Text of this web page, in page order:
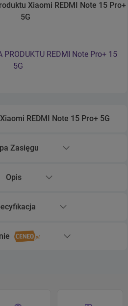
Xiaomi REDMI Note 15 Pro+
5G produktu Xiaomi REDMI
PRODUKTU REDMI Note Pro+ 15
5G
REDMI Note 15 Pro+ 5G
Xiaomi REDMI Note
Zasięgu
sekcję Mapa Zasięgu
Opis
Rozwiń sekcję Opis
sekcję Specyfikacja
sekcję Opinie